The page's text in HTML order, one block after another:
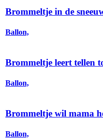
Brommeltje in de
Ballon,
Brommeltje leert tellen
Ballon,
Brommeltje wil mama
Ballon,